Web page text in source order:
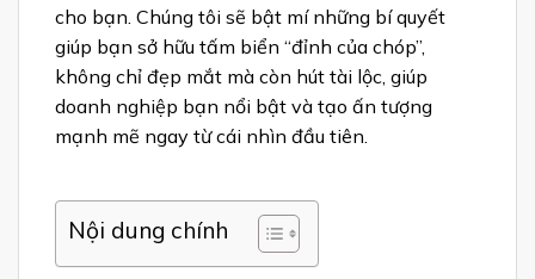
cho bạn. Chúng tôi sẽ bật mí những bí quyết
giúp bạn sở hữu tấm biển “đỉnh của chóp”,
không chỉ đẹp mắt mà còn hút tài lộc, giúp
doanh nghiệp bạn nổi bật và tạo ấn tượng
mạnh mẽ ngay từ cái nhìn đầu tiên.
Nội dung chính